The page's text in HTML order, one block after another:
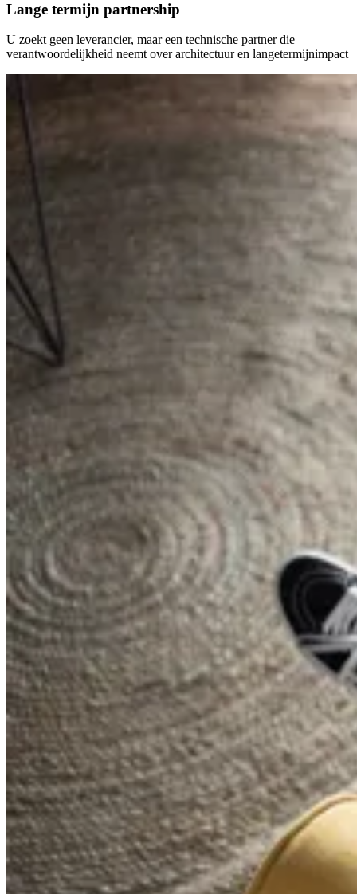
Lange termijn partnership
U zoekt geen leverancier, maar een technische partner die
verantwoordelijkheid neemt over architectuur en langetermijnimpact